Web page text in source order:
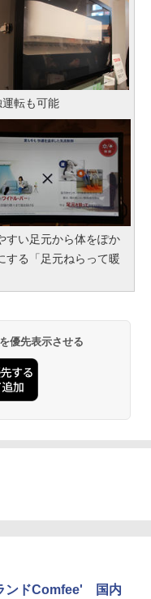
転も可能
すい足元から体をぽか
する「足元ねらって暖
優先表示させる
ンドComfee' 国内